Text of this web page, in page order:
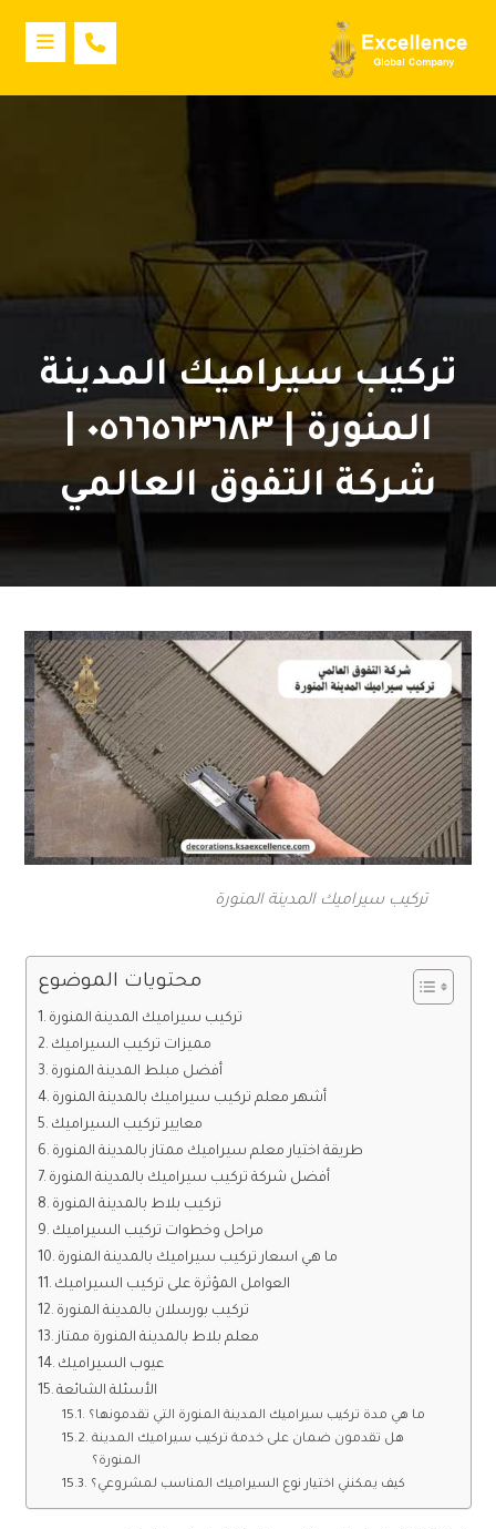
تركيب سيراميك المدينة
شركة التفوق العالمي
تركيب سيراميك المدينة المنورة
محتويات الموضوع
تركيب سيراميك المدينة المنورة
مميزات تركيب السيراميك
أفضل مبلط المدينة المنورة
أشهر معلم تركيب سيراميك بالمدينة المنورة
معايير تركيب السيراميك
طريقة اختيار معلم سيراميك ممتاز بالمدينة المنورة
أفضل شركة تركيب سيراميك بالمدينة المنورة
تركيب بلاط بالمدينة المنورة
مراحل وخطوات تركيب السيراميك
ما هي اسعار تركيب سيراميك بالمدينة المنورة
العوامل المؤثرة على تركيب السيراميك
تركيب بورسلان بالمدينة المنورة
معلم بلاط بالمدينة المنورة ممتاز
عيوب السيراميك
الأسئلة الشائعة
ما هي مدة تركيب سيراميك المدينة المنورة التي تقدمونها؟
هل تقدمون ضمان على خدمة تركيب سيراميك المدينة
المنورة؟
كيف يمكنني اختيار نوع السيراميك المناسب لمشروعي؟